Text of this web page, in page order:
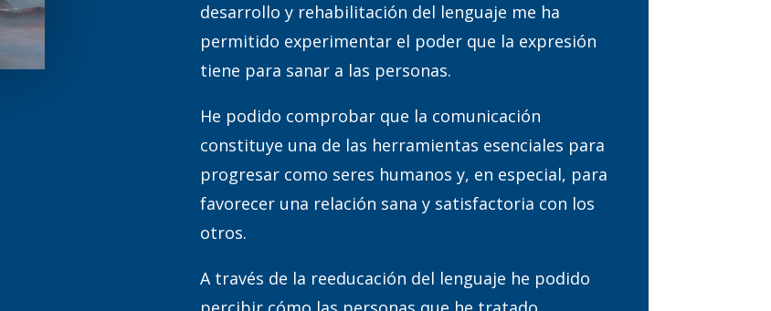
desarrollo y rehabilitación del lenguaje me ha
permitido experimentar el poder que la expresión
tiene para sanar a las personas.
He podido comprobar que la comunicación
constituye una de las herramientas esenciales para
progresar como seres humanos y, en especial, para
favorecer una relación sana y satisfactoria con los
otros.
A través de la reeducación del lenguaje he podido